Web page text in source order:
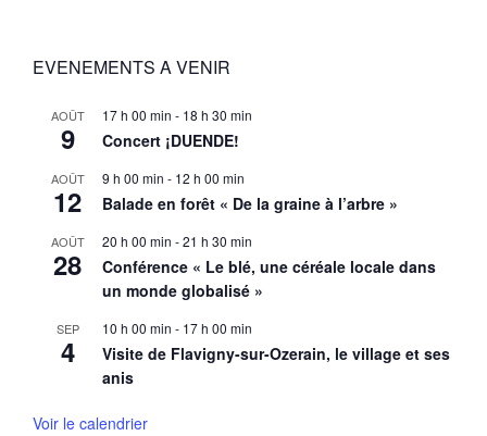
EVENEMENTS A VENIR
AOÛT
9
17 h 00 min - 18 h 30 min
Concert ¡DUENDE!
AOÛT
12
9 h 00 min - 12 h 00 min
Balade en forêt « De la graine à l’arbre »
AOÛT
28
20 h 00 min -21 h 30 min
Conférence « Le blé, une céréale locale dans
un monde globalisé »
SEP
4
10 h 00 min - 17 h 00 min
Visite de Flavigny-sur-Ozerain, le village et ses
anis
Voir le calendrier